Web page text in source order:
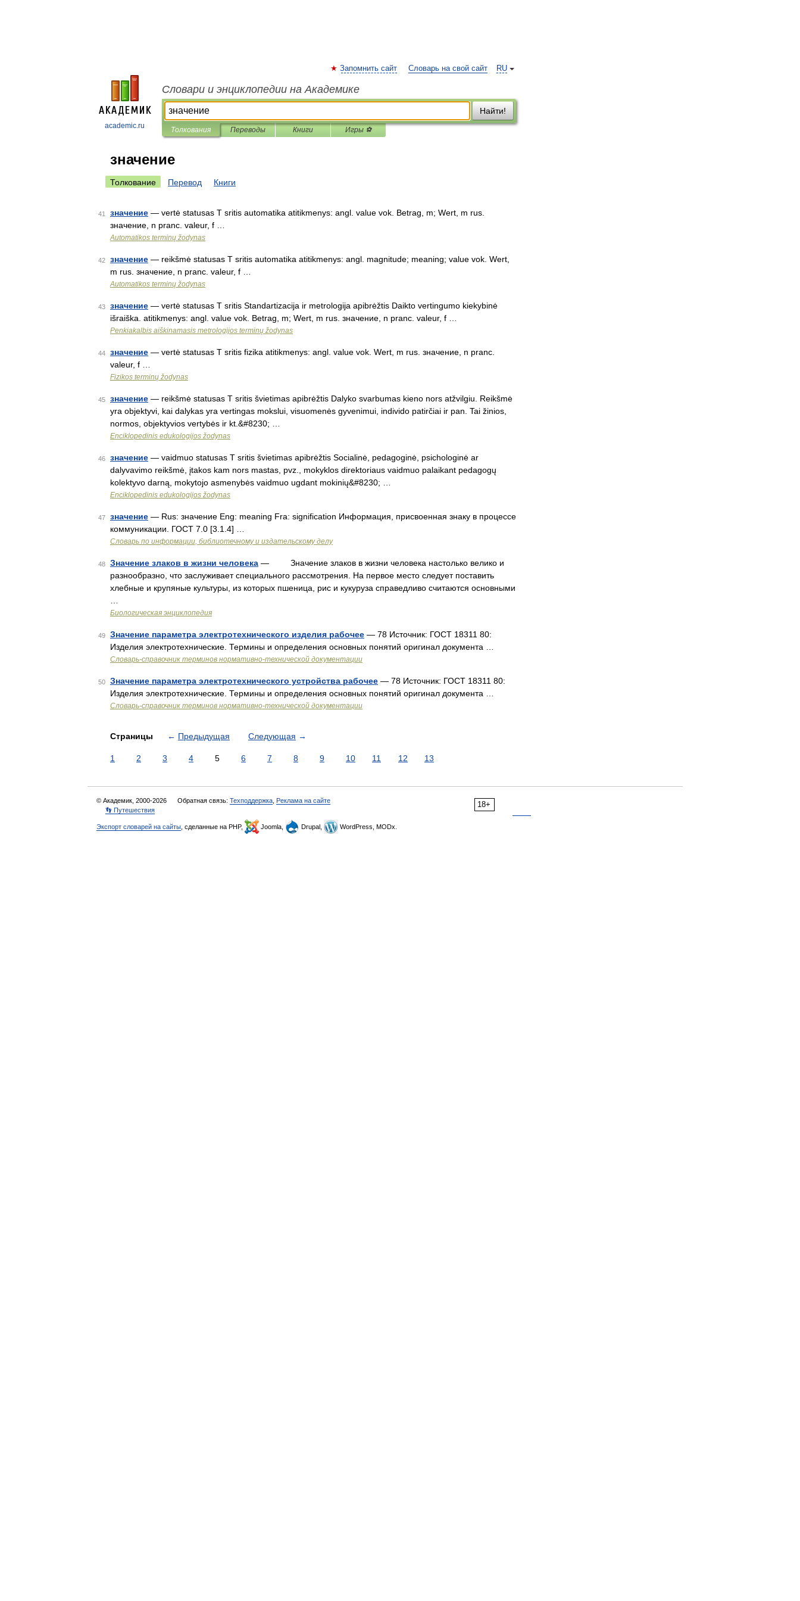
academic.ru
RU
Запомнить сайт Словарь на свой сайт
Словари и энциклопедии на Академике
Найти!
Толкования Переводы Книги Игры ⚽
значение
Толкование Перевод Книги
41 значение — vertė statusas T sritis automatika atitikmenys: angl. value vok. Betrag, m; Wert, m rus.
значение, n pranc. valeur, f …
Automatikos terminų žodynas
42 значение — reikšmė statusas T sritis automatika atitikmenys: angl. magnitude; meaning; value vok. Wert,
m rus. значение, n pranc. valeur, f …
Automatikos terminų žodynas
43 значение — vertė statusas T sritis Standartizacija ir metrologija apibrėžtis Daikto vertingumo kiekybinė
išraiška. atitikmenys: angl. value vok. Betrag, m; Wert, m rus. значение, n pranc. valeur, f …
Penkiakalbis aiškinamasis metrologijos terminų žodynas
44 значение — vertė statusas T sritis fizika atitikmenys: angl. value vok. Wert, m rus. значение, n pranc.
valeur, f …
Fizikos terminų žodynas
45 значение — reikšmė statusas T sritis švietimas apibrėžtis Dalyko svarbumas kieno nors atžvilgiu. Reikšmė
yra objektyvi, kai dalykas yra vertingas mokslui, visuomenės gyvenimui, individo patirčiai ir pan. Tai žinios,
normos, objektyvios vertybės ir kt.&#8230; …
Enciklopedinis edukologijos žodynas
46 значение — vaidmuo statusas T sritis švietimas apibrėžtis Socialinė, pedagoginė, psichologinė ar
dalyvavimo reikšmė, įtakos kam nors mastas, pvz., mokyklos direktoriaus vaidmuo palaikant pedagogų
kolektyvo darną, mokytojo asmenybės vaidmuo ugdant mokinių&#8230; …
Enciklopedinis edukologijos žodynas
47 значение — Rus: значение Eng: meaning Fra: signification Информация, присвоенная знаку в процессе
коммуникации. ГОСТ 7.0 [3.1.4] …
Словарь по информации, библиотечному и издательскому делу
48 Значение злаков в жизни человека — Значение злаков в жизни человека настолько велико и
разнообразно, что заслуживает специального рассмотрения. На первое место следует поставить
хлебные и крупяные культуры, из которых пшеница, рис и кукуруза справедливо считаются основными
Биологическая энциклопедия
49 Значение параметра электротехнического изделия рабочее — 78 Источник: ГОСТ 18311 80:
Изделия электротехнические. Термины и определения основных понятий оригинал документа …
Словарь-справочник терминов нормативно-технической документации
50 Значение параметра электротехнического устройства рабочее — 78 Источник: ГОСТ 18311 80:
Изделия электротехнические. Термины и определения основных понятий оригинал документа …
Словарь-справочник терминов нормативно-технической документации
Страницы ← Предыдущая Следующая →
1 2 3 4 5 6 7 8 9 10 11 12 13
18+
© Академик, 2000-2026 Обратная связь: Техподдержка Реклама на сайте
👣 Путешествия
Экспорт словарей на сайты , сделанные на PHP, Joomla, Drupal, WordPress, MODx.